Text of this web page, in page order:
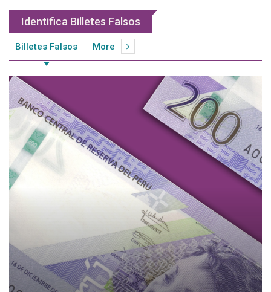
Identifica Billetes Falsos
Billetes Falsos More